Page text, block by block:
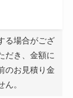
る場合がござ
だき、金額に
のお見積り金
。